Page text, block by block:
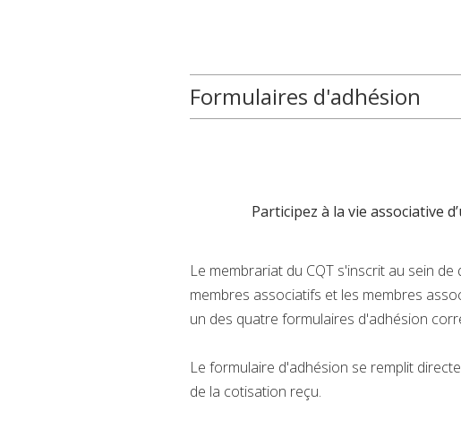
Formulaires d'adhésion
Participez à la vie associative
Le membrariat du CQT s'inscrit au sein
membres associatifs et les membres
un des quatre formulaires d'adhésion
Le formulaire d'adhésion se remplit
de la cotisation reçu.